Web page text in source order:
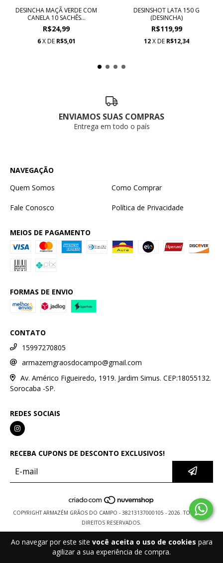
Ao navegar por este site você aceita o uso de cookies para
agilizar a sua experiência de compra.
DESINCHA MAÇÃ VERDE COM
CANELA 10 SACHÊS...
R$24,99
6X DE R$5,01
DESINSHOT LATA 150 G
(DESINCHA)
R$119,99
12X DE R$12,34
ENVIAMOS SUAS COMPRAS
Entrega em todo o país
NAVEGAÇÃO
Quem Somos
Como Comprar
Fale Conosco Política de Privacidade
MEIOS DE PAGAMENTO
FORMAS DE ENVIO
CONTATO
15997270805
armazemgraosdocampo@gmail.com
Av. Américo Figueiredo, 1919. Jardim Simus. CEP:18055132.
Sorocaba -SP.
REDES SOCIAIS
RECEBA CUPONS DE DESCONTO EXCLUSIVOS!
COPYRIGHT ARMAZÉM GRÃOS DO CAMPO - 38213137000105 - 2026. TODOS OS
DIREITOS RESERVADOS.